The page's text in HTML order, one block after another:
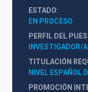
ESTADO
EN PROCESO
PERFIL DEL
INVESTIGADOR/
TITULACIÓN
NIVEL ESPAÑOL
PROMOCIÓN